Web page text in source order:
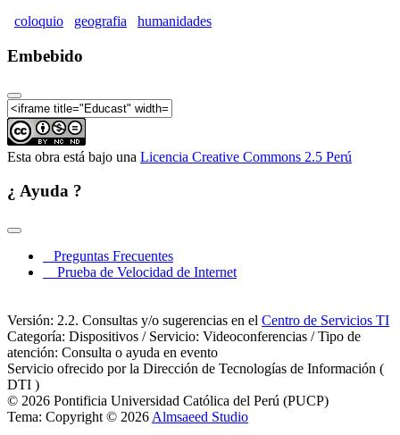
IV Coloquio de Estudiantes de Geografía y Medio
IV Coloquio de Estudiantes de Geografía y Medio
IV Coloquio de Estudiantes de Geografía y Medio
Ambiente (13 de 14)
coloquio geografia humanidades
Embebido
Esta obra está bajo una Licencia Creative Commons 2.5 Perú
¿ Ayuda ?
Preguntas Frecuentes
Prueba de Velocidad de Internet
Versión: 2.2. Consultas y/o sugerencias en el Centro de Servicios TI
Categoría: Dispositivos / Servicio: Videoconferencias / Tipo de
atención: Consulta o ayuda en evento
Servicio ofrecido por la Dirección de Tecnologías de Información (
DTI )
© 2026 Pontificia Universidad Católica del Perú (PUCP)
Tema: Copyright © 2026 Almsaeed Studio